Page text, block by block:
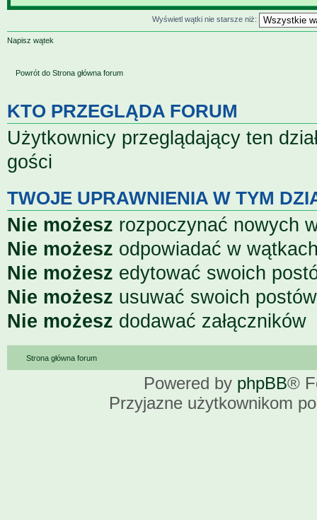
Wyświetl wątki nie starsze niż:
Napisz wątek
Powrót do Strona główna forum
KTO PRZEGLĄDA FORUM
Użytkownicy przeglądający ten
gości
TWOJE UPRAWNIENIA W TYM
Nie możesz rozpoczynać nowych
Nie możesz odpowiadać w
Nie możesz edytować swoich
Nie możesz usuwać swoich postów
Nie możesz dodawać załączników
Strona główna forum
Powered by phpBB®
Przyjazne użytkownikom